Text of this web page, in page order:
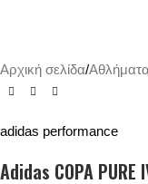
Αρχική σελίδα Αθλήματα
adidas performance
Adidas COPA